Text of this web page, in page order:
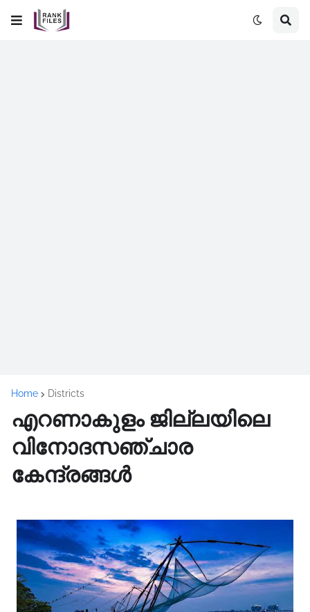
Home Districts
എറണാകുളം ജില്ലയിലെ
വിനോദസഞ്ചാര
കേന്ദ്രങ്ങൾ